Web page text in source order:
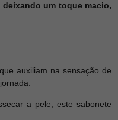
um toque macio,
auxiliam na sensação de
a pele, este sabonete